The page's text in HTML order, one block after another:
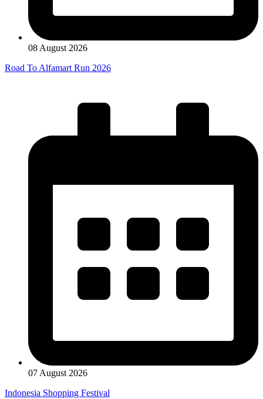
08 August 2026
Road To Alfamart Run 2026
07 August 2026
Indonesia Shopping Festival